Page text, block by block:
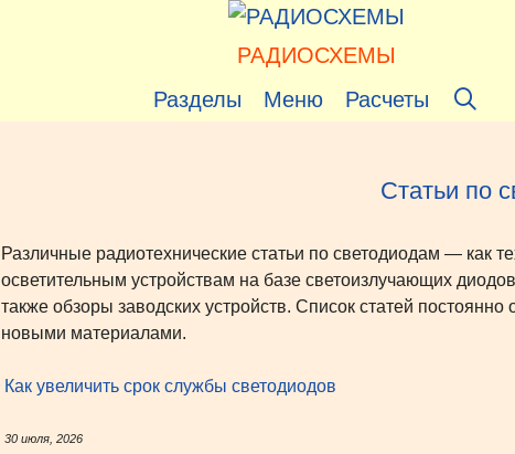
РАДИОСХЕМЫ
Разделы
Меню Расчеты
Статьи по
Различные радиотехнические статьи по светодиодам — как
осветительным устройствам на базе светоизлучающих
также обзоры заводских устройств. Список статей
новыми материалами.
Как увеличить срок службы светодиодов
30 июля, 2026